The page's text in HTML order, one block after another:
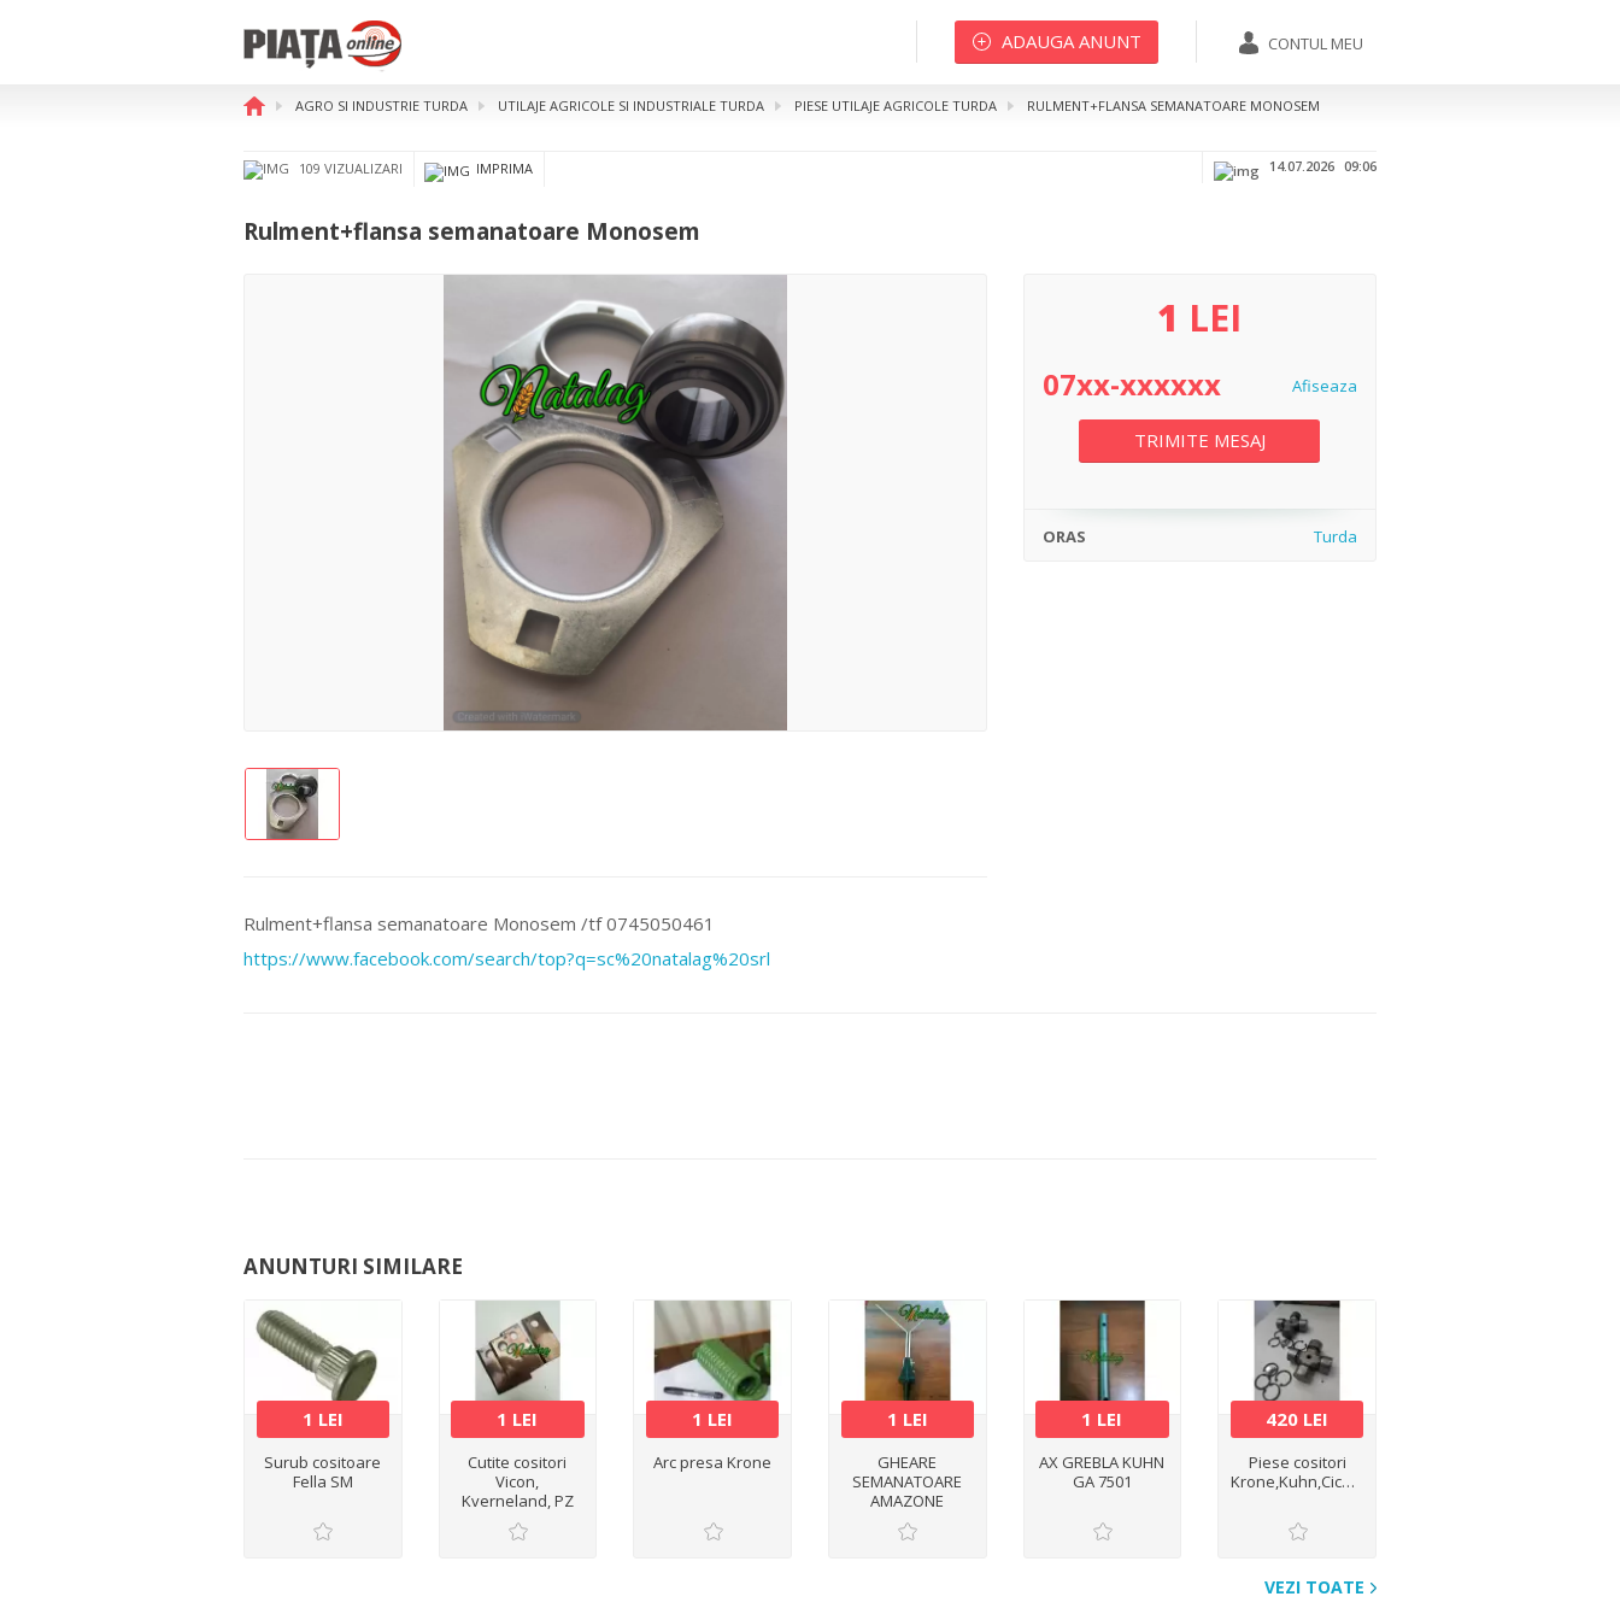
CONTUL MEU
ADAUGA ANUNT
Rulment+flansa semanatoare Monosem 07xx-xxxxxx Afiseaza
AGRO SI INDUSTRIE TURDA UTILAJE AGRICOLE SI INDUSTRIALE TURDA PIESE UTILAJE AGRICOLE TURDA RULMENT+FLANSA SEMANATOARE MONOSEM
109 VIZUALIZARI IMPRIMA 14.07.2026 09:06
Rulment+flansa semanatoare Monosem
Rulment+flansa semanatoare Monosem /tf 0745050461
https://www.facebook.com/search/top?q=sc%20natalag%20srl
1 LEI
07xx-xxxxxx Afiseaza
TRIMITE MESAJ
ORAS Turda
ANUNTURI SIMILARE
1 LEI
Surub cositoare
Fella SM
1 LEI
Cutite cositori
Vicon,
Kverneland, PZ
1 LEI
Arc presa Krone
1 LEI
GHEARE
SEMANATOARE
AMAZONE
1 LEI
AX GREBLA KUHN
GA 7501
420 LEI
Piese cositori
Krone,Kuhn,Cicon,PZ,Claas
VEZI TOATE